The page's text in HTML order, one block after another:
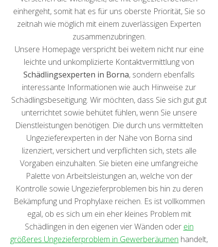
einhergeht, somit hat es für uns oberste Priorität, Sie so
zeitnah wie möglich mit einem zuverlässigen Experten
zusammenzubringen.
Unsere Homepage verspricht bei weitem nicht nur eine
leichte und unkomplizierte Kontaktvermittlung von
Schädlingsexperten in Borna, sondern ebenfalls
interessante Informationen wie auch Hinweise zur
Schädlingsbeseitigung. Wir möchten, dass Sie sich gut gut
unterrichtet sowie behütet fühlen, wenn Sie unsere
Dienstleistungen benötigen. Die durch uns vermittelten
Ungezieferexperten in der Nähe von Borna sind
lizenziert, versichert und verpflichten sich, stets alle
Vorgaben einzuhalten. Sie bieten eine umfangreiche
Palette von Arbeitsleistungen an, welche von der
Kontrolle sowie Ungezieferproblemen bis hin zu deren
Bekämpfung und Prophylaxe reichen. Es ist vollkommen
egal, ob es sich um ein eher kleines Problem mit
Schädlingen in den eigenen vier Wänden oder ein
größeres Ungezieferproblem in Gewerberäumen handelt,